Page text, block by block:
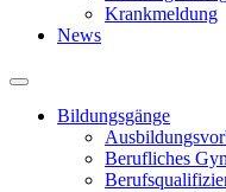
Krankmeldung
News
Bildungsgänge
Berufliches